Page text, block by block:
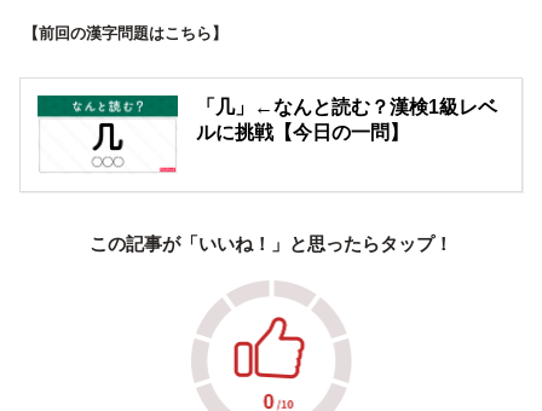
【前回の漢字問題はこちら】
「几」←なんと読む？漢検1級レベ
ルに挑戦【今日の一問】
この記事が「いいね！」と思ったらタップ！